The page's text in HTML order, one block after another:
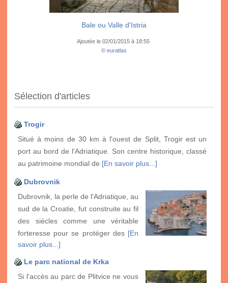
Bale ou Valle d'Istria
Ajoutée le 02/01/2015 à 18:55
© euratlas
Sélection d'articles
Trogir
Situé à moins de 30 km à l'ouest de Split, Trogir est un
port au bord de l'Adriatique. Son centre historique, classé
au patrimoine mondial de [En savoir plus...]
Dubrovnik
Dubrovnik, la perle de l'Adriatique, au
sud de la Croatie, fut construite au fil
des siècles comme une véritable
forteresse pour se protéger des [En
savoir plus...]
Le parc national de Krka
Si l'accès au parc de Plitvice ne vous